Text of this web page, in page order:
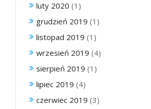
luty 2020 (1)
grudzień 2019 (1)
listopad 2019 (1)
wrzesień 2019 (4)
sierpień 2019 (1)
lipiec 2019 (4)
czerwiec 2019 (3)